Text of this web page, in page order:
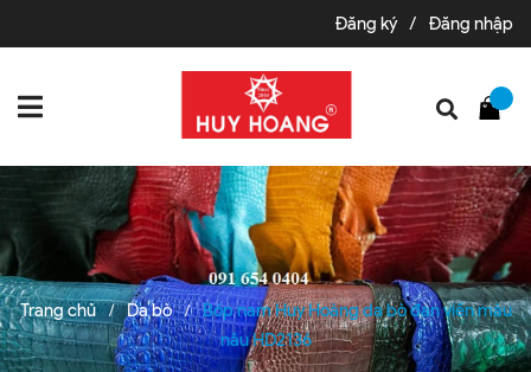
Đăng ký / Đăng nhập
Trang chủ / Da bò /
Bóp nam Huy Hoàng da bò đan viền màu
nâu HD2136